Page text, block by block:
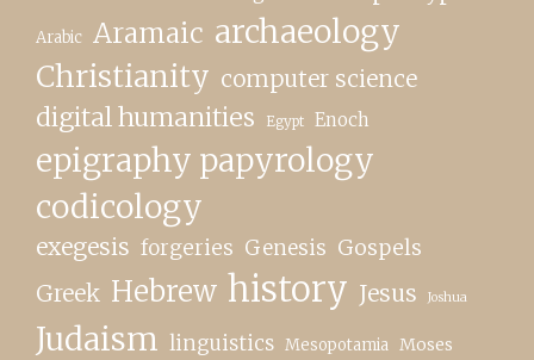
Arabic Aramaic archaeology
Christianity computer science
digital humanities Egypt Enoch
epigraphy papyrology
codicology
exegesis forgeries Genesis Gospels
Greek Hebrew history Jesus Joshua
Judaism linguistics Mesopotamia Moses